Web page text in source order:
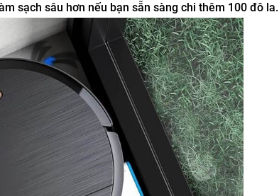
sạch sâu hơn nếu bạn sẵn sàng chi thêm 100 đô la.